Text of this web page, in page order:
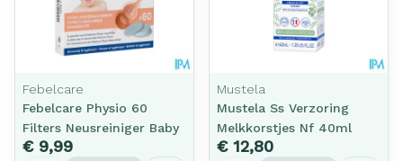
Febelcare
Febelcare Physio 60
Filters Neusreiniger Baby
€ 9,99
Mustela
Mustela Ss Verzoring
Melkkorstjes Nf 40ml
€ 12,80